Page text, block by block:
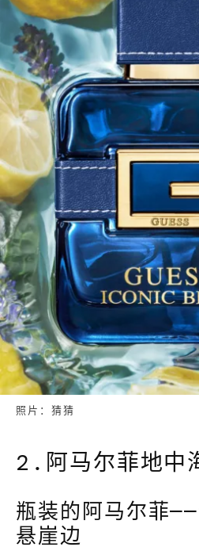
照片：猜猜
2.阿马尔菲地中
瓶装的阿马尔菲
悬崖边